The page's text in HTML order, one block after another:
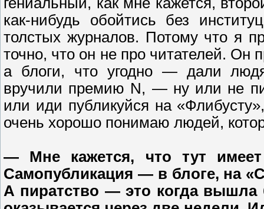
как-нибудь обойтись без
толстых журналов. Потому что я
точно, что он не про читателей.
а блоги, что угодно — дали
вручили премию N, — ну или не
или иди публикуйся на
очень хорошо понимаю людей,
— Мне кажется, что тут
Самопубликация — в блоге, на
А пиратство — это когда вышла